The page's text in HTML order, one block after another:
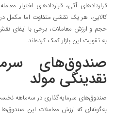
قراردادهای آتی، قراردادهای اختیار
کالایی، هر یک نقشی متفاوت اما مکمل در
حجم و ارزش معاملات، برخی با ایفای
به تقویت این بازار کمک کرده‌اند.
صندوق‌های
نقدینگی مولد